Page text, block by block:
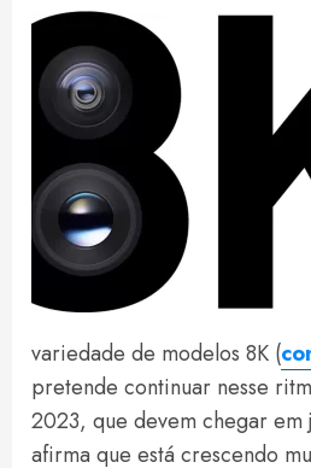
variedade de modelos 8K (
pretende continuar nesse
2023, que devem chegar em
afirma que está crescendo